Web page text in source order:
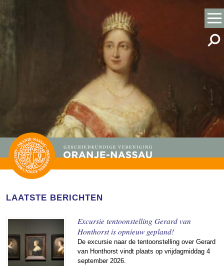
LAATSTE BERICHTEN
Excursie tentoonstelling Gerard van
Honthorst is opnieuw gepland!
De excursie naar de tentoonstelling over Gerard
van Honthorst vindt plaats op vrijdagmiddag 4
september 2026.